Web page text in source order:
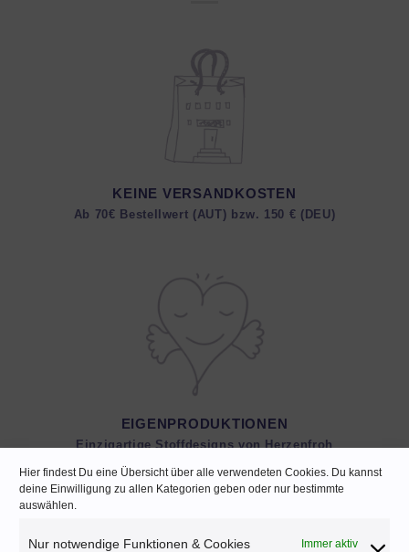
Hier findest Du eine Übersicht über alle verwendeten Cookies. Du kannst
deine Einwilligung zu allen Kategorien geben oder nur bestimmte
auswählen.
Nur notwendige Funktionen & Cookies Immer aktiv
KEINE VERSANDKOSTEN
Ab 70€ Bestellwert (AUT) bzw. 150 € (DEU)
EIGENPRODUKTIONEN
Einzigartige Stoffdesigns von Herzenfroh